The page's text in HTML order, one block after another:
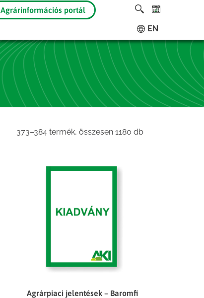
Agrárinformációs portál
EN
373–384 termék, összesen 1180 dbSorted
Agrárpiaci jelentések – Baromfi